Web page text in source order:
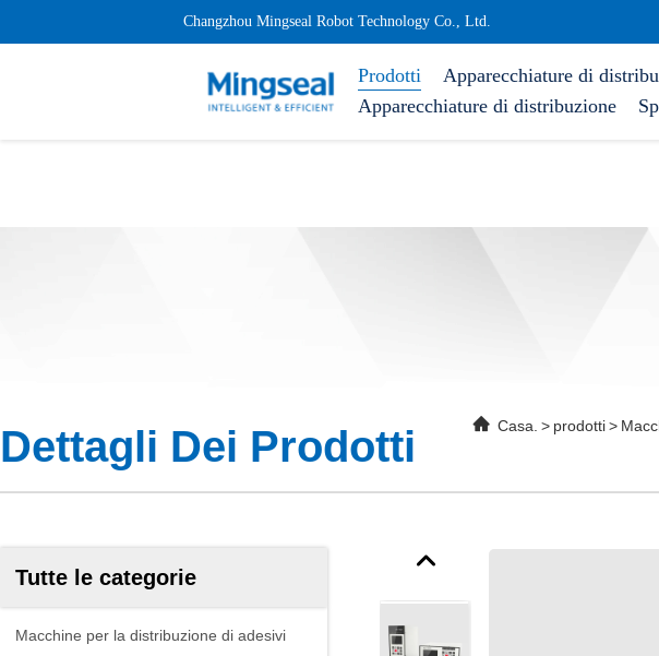
Changzhou Mingseal Robot Technology Co., Ltd.
Prodotti
Apparecchiature di
Apparecchiature di distribuzione
Casa. > prodotti>
Dettagli Dei Prodotti
Tutte le categorie
Macchine per la distribuzione di adesivi